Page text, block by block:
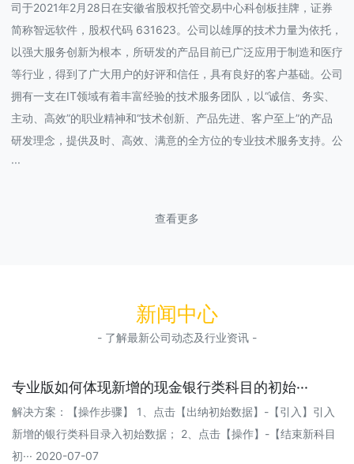
司于2021年2月28日在安徽省股权托管交易中心科创板挂牌，证券
简称智远软件，股权代码 631623。公司以雄厚的技术力量为依托，
以强大服务创新为根本，所研发的产品目前已广泛应用于制造和医疗
等行业，得到了广大用户的好评和信任，具有良好的客户基础。公司
拥有一支在IT领域有着丰富经验的技术服务团队，以“诚信、务实、
主动、高效”的职业精神和“技术创新、产品先进、客户至上”的产品
研发理念，提供及时、高效、满意的全方位的专业技术服务支持。公
···
查看更多
新闻中心
- 了解最新公司动态及行业资讯 -
专业版如何体现新增的现金银行类科目的初始···
解决方案：【操作步骤】 1、点击【出纳初始数据】-【引入】引入
新增的银行类科目录入初始数据； 2、点击【操作】-【结束新科目
初··· 2020-07-07